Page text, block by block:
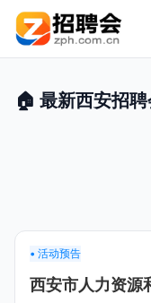
🏠 最新西安招
• 活动预告
西安市人力资源